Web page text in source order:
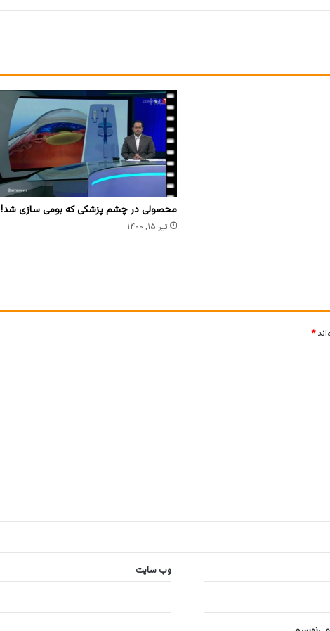
محصولی در چشم پزشکی که بومی سازی شد!
تیر ۱۵, ۱۴۰۰
*
وب‌ سایت